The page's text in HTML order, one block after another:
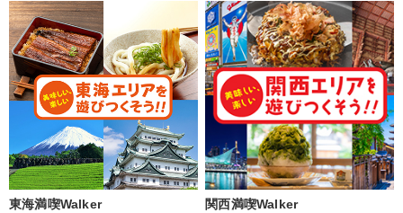
東海満喫Walker 関西満喫Walker